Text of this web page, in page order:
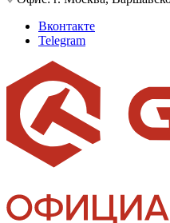
Вконтакте
Telegram